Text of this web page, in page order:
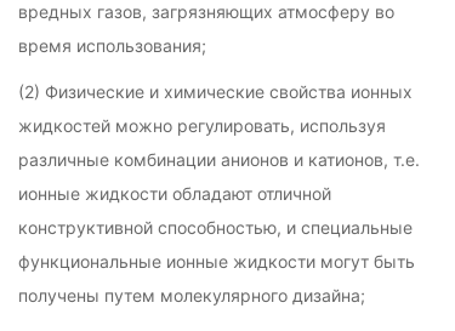
вредных газов, загрязняющих атмосферу во
время использования;
(2) Физические и химические свойства ионных
жидкостей можно регулировать, используя
различные комбинации анионов и катионов, т.е.
ионные жидкости обладают отличной
конструктивной способностью, и специальные
функциональные ионные жидкости могут быть
получены путем молекулярного дизайна;